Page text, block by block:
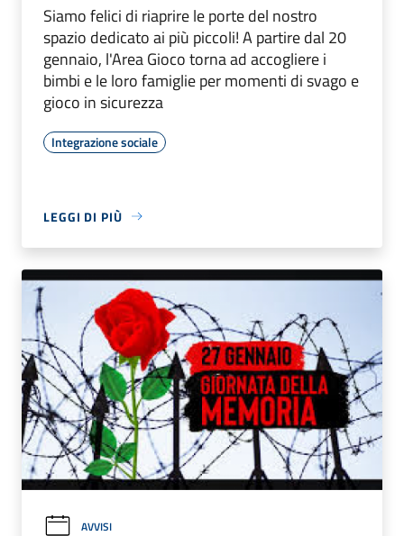
Siamo felici di riaprire le porte del nostro
spazio dedicato ai più piccoli! A partire dal 20
gennaio, l'Area Gioco torna ad accogliere i
bimbi e le loro famiglie per momenti di svago e
gioco in sicurezza
Integrazione sociale
LEGGI DI PIÙ
AVVISI